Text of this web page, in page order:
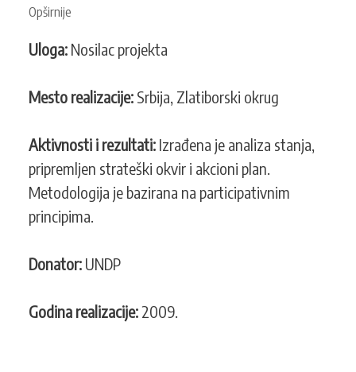
Opširnije
sektorske
ruralnog
razvoja
dela
Integrativne
strategije
regionalnog
razvoja
okuga
Uloga: Nosilac projekta
Mesto realizacije: Srbija, Zlatiborski okrug
Aktivnosti i rezultati: Izrađena je analiza stanja,
pripremljen strateški okvir i akcioni plan.
Metodologija je bazirana na participativnim
principima.
Donator: UNDP
Godina realizacije:2009.